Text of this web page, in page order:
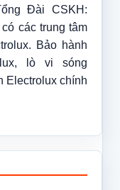
Đài CSKH:
các trung tâm
Bảo hành
lò vi sóng
Electrolux chính